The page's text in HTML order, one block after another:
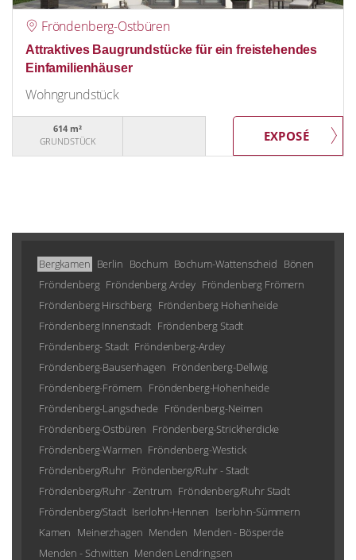
Fröndenberg-Ostbüren
Attraktives Baugrundstücke für ein freistehendes
Einfamilienhäuser
Wohngrundstück
614 m²
GRUNDSTÜCK
Bergkamen Berlin Bochum Bochum-Wattenscheid Bönen
Fröndenberg Fröndenberg Ardey Fröndenberg Frömern
Fröndenberg Hirschberg Fröndenberg Hohenheide
Fröndenberg Innenstadt Fröndenberg Stadt Fröndenberg- Stadt
Fröndenberg-Ardey Fröndenberg-Bausenhagen
Fröndenberg-Dellwig Fröndenberg-Frömern
Fröndenberg-Hohenheide
Fröndenberg-Langschede
Fröndenberg-Neimen Fröndenberg-Ostbüren
Fröndenberg-Strickherdicke Fröndenberg-Warmen
Fröndenberg-Westick Fröndenberg/Ruhr
Fröndenberg/Ruhr - Stadt Fröndenberg/Ruhr - Zentrum
Fröndenberg/Ruhr Stadt Fröndenberg/Stadt Iserlohn-Hennen
Iserlohn-Sümmern
Kamen Meinerzhagen Menden
Menden - Bösperde Menden - Schwitten Menden Lendringsen
Menden Schwitten Menden Stadt Menden-Halingen